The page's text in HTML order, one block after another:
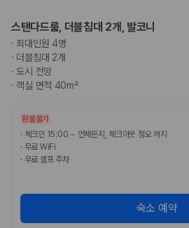
스탠다드룸, 더블침대 2개, 발코니
· 최대인원 4명
· 더블침대 2개
· 도시 전망
·객실 면적 40m²
환불불가
· 체크인 15:00 ~ 언제든지, 체크아웃 정오 까지
· 무료 WiFi
· 무료 셀프 주차
숙소 예약